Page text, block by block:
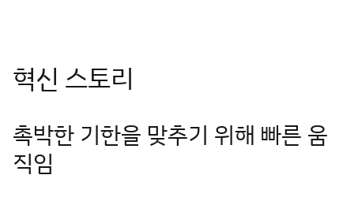
촉박한 기한을 맞추기 위해 빠른 움
직임